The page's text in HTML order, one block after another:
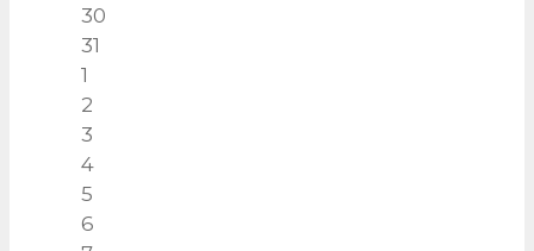
30
31
1
2
3
4
5
6